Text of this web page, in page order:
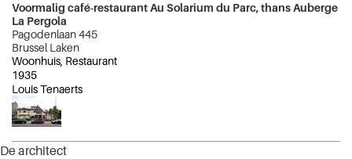
Voormalig café-restaurant Au Solarium du Parc, thans Auberge
La Pergola
Pagodenlaan 445
Brussel Laken
Woonhuis, Restaurant
1935
Louis Tenaerts
De architect